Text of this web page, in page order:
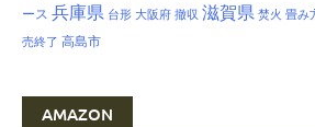
ース 兵庫県 台形 大阪府 撤収 滋賀県 焚火 畳み
売終了 高島市
AMAZON